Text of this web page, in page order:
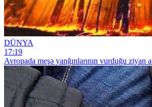
DÜNYA
17:19
Avropada meşə yanğınlarının vurduğu ziyan